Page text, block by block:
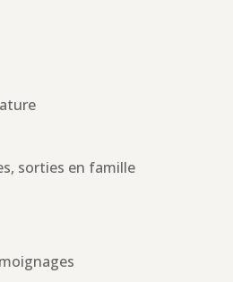
sorties en famille